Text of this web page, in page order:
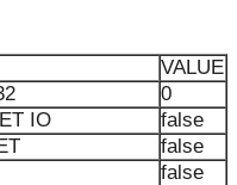
VALUE
0
IO
false
false
false